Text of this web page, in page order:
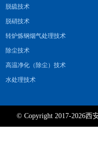
脱硫技术
脱硝技术
转炉炼钢烟气处理技术
除尘技术
高温净化（除尘）技术
水处理技术
© Copyright 2017-2026